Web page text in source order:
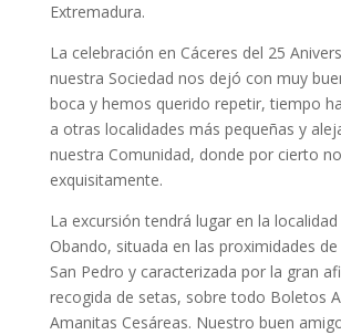
Extremadura.
La celebración en Cáceres del 25
nuestra Sociedad nos dejó con muy
boca y hemos querido repetir, tiempo
a otras localidades más pequeñas y
nuestra Comunidad, donde por cierto
exquisitamente.
La excursión tendrá lugar en la
Obando, situada en las proximidades de
San Pedro y caracterizada por la gran
recogida de setas, sobre todo Boletos
Amanitas Cesáreas. Nuestro buen